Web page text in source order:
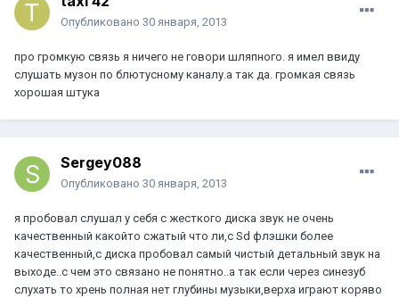
Опубликовано 30 января, 2013
про громкую связь я ничего не говори шляпного. я имел ввиду
слушать музон по блютусному каналу.а так да. громкая связь
хорошая штука
Sergey088
Опубликовано 30 января, 2013
я пробовал слушал у себя с жесткого диска звук не очень
качественный какойто сжатый что ли,с Sd флэшки более
качественный,с диска пробовал самый чистый детальный звук на
выходе..с чем это связано не понятно..а так если через синезуб
слухать то хрень полная нет глубины музыки,верха играют коряво